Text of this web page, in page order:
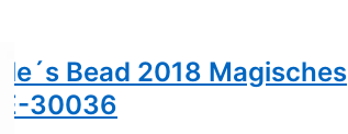
Bead 2018 Magisches
30036